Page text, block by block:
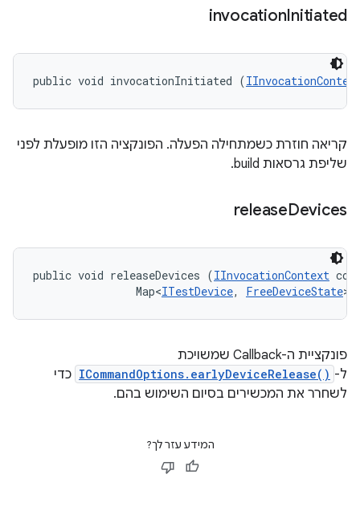
invocationInitiated
public void invocationInitiated (
קריאה חוזרת כשמתחילה הפעלה. הפונקציה הזו מופעלת לפני
שליפת גרסאות build.
releaseDevices
public void releaseDevices (IInvocationContext
                Map<
ITestDevice, FreeDeviceState>
פונקציית ה-Callback שמשויכת
ל- ICommandOptions.earlyDeviceRelease() כדי
לשחרר את המכשירים בסיום השימוש בהם.
המידע עזר לך?